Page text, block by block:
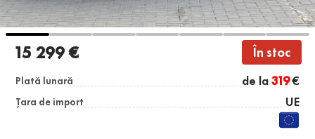
15 299 € În stoc
Plată lunară de la319€
Țara de import UE